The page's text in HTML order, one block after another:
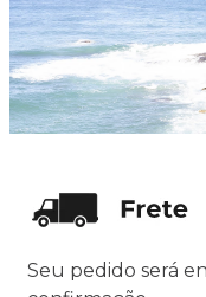
Seu pedido será